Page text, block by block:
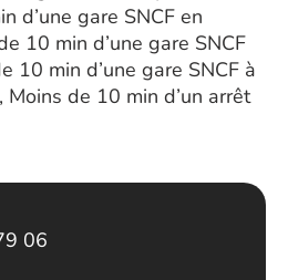
d’une gare SNCF en
10 min d’une gare SNCF
10 min d’une gare SNCF à
de 10 min d’un arrêt
06